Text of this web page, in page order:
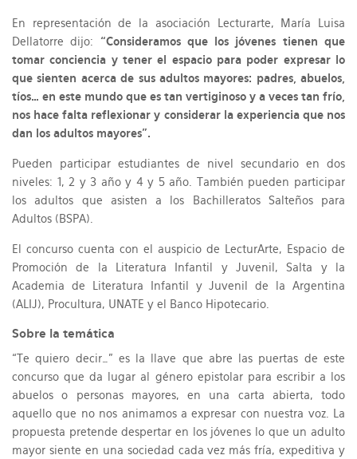
En representación de la asociación Lecturarte, María Luisa
Dellatorre dijo: “Consideramos que los jóvenes tienen que
tomar conciencia y tener el espacio para poder expresar lo
que sienten acerca de sus adultos mayores: padres, abuelos,
tíos… en este mundo que es tan vertiginoso y a veces tan frío,
nos hace falta reflexionar y considerar la experiencia que nos
dan los adultos mayores”.
Pueden participar estudiantes de nivel secundario en dos
niveles: 1, 2 y 3 año y 4 y 5 año. También pueden participar
los adultos que asisten a los Bachilleratos Salteños para
Adultos (BSPA).
El concurso cuenta con el auspicio de LecturArte, Espacio de
Promoción de la Literatura Infantil y Juvenil, Salta y la
Academia de Literatura Infantil y Juvenil de la Argentina
(ALIJ), Procultura, UNATE y el Banco Hipotecario.
Sobre la temática
“Te quiero decir…” es la llave que abre las puertas de este
concurso que da lugar al género epistolar para escribir a los
abuelos o personas mayores, en una carta abierta, todo
aquello que no nos animamos a expresar con nuestra voz. La
propuesta pretende despertar en los jóvenes lo que un adulto
mayor siente en una sociedad cada vez más fría, expeditiva y